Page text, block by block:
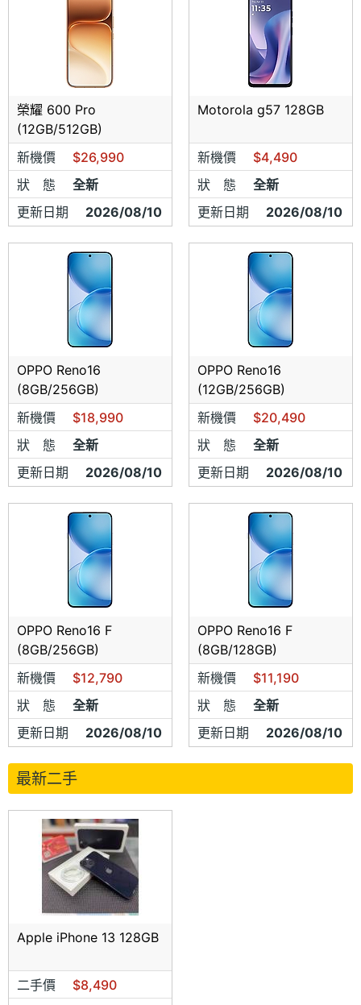
本店所有機型皆為全新未開封公司貨
手機市場偶有缺貨狀況，如需等候敬請見諒⭐
榮耀 600 Pro
(12GB/512GB)
新機價
$26,990
狀 態
全新
更新日期
2026/08/10
Motorola g57 128GB
新機價
$4,490
狀 態
全新
更新日期
2026/08/10
OPPO Reno16
(8GB/256GB)
新機價
$18,990
狀 態
全新
更新日期
2026/08/10
OPPO Reno16
(12GB/256GB)
新機價
$20,490
狀 態
全新
更新日期
2026/08/10
OPPO Reno16 F
(8GB/256GB)
新機價
$12,790
狀 態
全新
更新日期
2026/08/10
OPPO Reno16 F
(8GB/128GB)
新機價
$11,190
狀 態
全新
更新日期
2026/08/10
最新二手
Apple iPhone 13 128GB
二手價
$8,490